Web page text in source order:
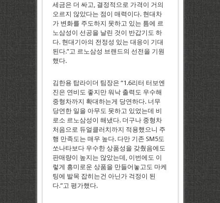
세금은 더 싸고, 결정적으로 가격이 거의
오르지 않았다는 점이 매력이다. 현대차
가 변화를 주도하지 못하고 있는 틈에 르
노삼성이 선공을 날린 것이 반갑기도 하
다. 현대기아의 전정성 있는 대응이 기대
된다.”고 르노삼성 브랜드의 선전을 기원
했다.
김한용 탑라이더 팀장은 “1.6리터 터보엔
진은 연비도 좋지만 워낙 출력도 우수해
중형차까지 확대하는게 당연하다. 너무
당연한 일을 아무도 못하고 있었는데 비
로소 르노삼성이 해냈다. 더구나 중형차
처음으로 듀얼클러치까지 적용했으니 주
행 만족도는 매우 높다. 다만 기존 SM5도
쏘나타보다 우수한 상품성을 갖췄음에도
판매량이 높지는 않았는데, 이번에도 이
렇게 흥미로운 상품을 만들어놓고도 마케
팅에 발목 잡히는건 아닌가 걱정이 된
다.”고 평가했다.